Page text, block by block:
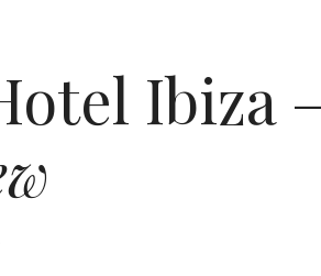
Ibiza –